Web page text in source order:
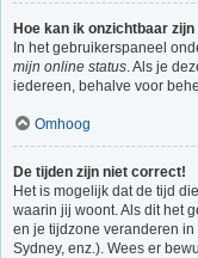
Hoe kan ik onzichtbaar
In het gebruikerspaneel
mijn online status. Als je
iedereen, behalve voor
Omhoog
De tijden zijn niet correct!
Het is mogelijk dat de tijd
waarin jij woont. Als dit het
en je tijdzone veranderen
Sydney, enz.). Wees er